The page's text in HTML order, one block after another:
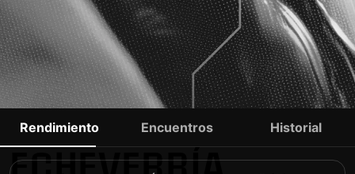
LUCIANO
ECHEVERRÍA
Rendimiento Encuentros Historial